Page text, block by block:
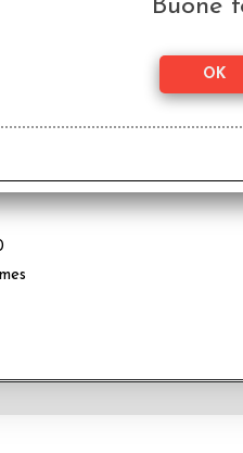
Buone